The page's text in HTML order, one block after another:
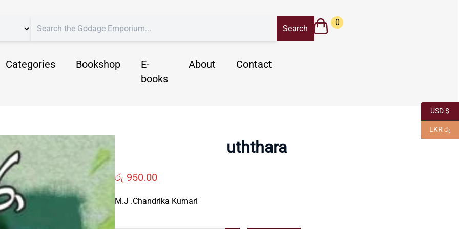
Categories Bookshop
E-
books
About Contact
0
uththara
රු 950.00
M.J .Chandrika Kumari
USD $
LKR රු